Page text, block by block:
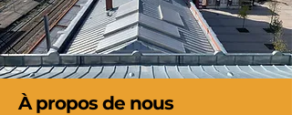
À propos de nous